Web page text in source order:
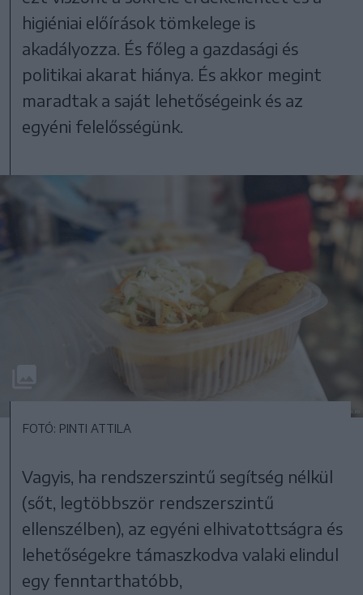
higiéniai előírások tömkelege is
akadályozza. És főleg a gazdasági és
politikai akarat hiánya. És akkor megint
maradtak a saját lehetőségeink és az
egyéni felelősségünk.
FOTÓ: PINTI ATTILA
Vagyis, ha rendszerszintű segítség nélkül
(sőt, legtöbbször rendszerszintű
ellenszélben), az egyéni elhivatottságra és
lehetőségekre támaszkodva valaki elindul
egy fenntarthatóbb,